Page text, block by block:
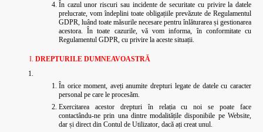
În cazul unor riscuri sau incidente de securitate cu privire la datele
prelucrate, vom îndeplini toate obligațiile prevăzute de Regulamentul
GDPR, luând toate măsurile necesare pentru înlăturarea și gestionarea
acestora. În toate cazurile, vă vom informa, în conformitate cu
Regulamentul GDPR, cu privire la aceste situații.
DREPTURILE DUMNEAVOASTRĂ
În orice moment, aveți anumite drepturi legate de datele cu caracter
personal pe care le procesăm.
Exercitarea acestor drepturi în relația cu noi se poate face
contactându-ne prin una dintre modalitățile disponibile pe Website,
dar și direct din Contul de Utilizator, dacă ați creat unul.